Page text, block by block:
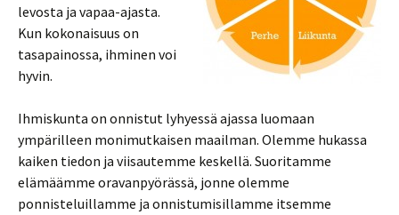
levosta ja vapaa-ajasta.
Kun kokonaisuus on
tasapainossa, ihminen voi
hyvin.
Ihmiskunta on onnistut lyhyessä ajassa luomaan
ympärilleen monimutkaisen maailman. Olemme hukassa
kaiken tiedon ja viisautemme keskellä. Suoritamme
elämäämme oravanpyörässä, jonne olemme
ponnisteluillamme ja onnistumisillamme itsemme